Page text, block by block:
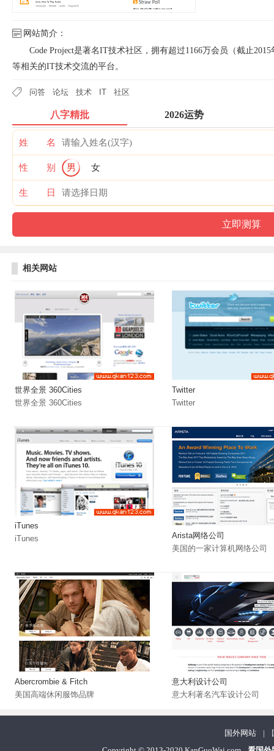
网站简介：
Code Project是著名IT技术社区，拥有超过1166万会员（截止
等相关的IT技术交流的平台。
问答 论坛 技术 IT 社区
八字精批 2026运势
姓 名
性 别 男 女
生 日
相关网站
世界全景 360Cities
世界全景 360Cities
Twitter
Twitter
iTunes
iTunes
Arista网络公司
美国的一家计算机网络公司
Abercrombie & Fitch
美国高端休闲服饰品牌
意大利设计公司
意大利著名汽车设计公司
国外网站 |